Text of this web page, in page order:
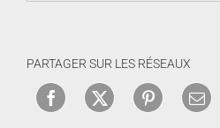
PARTAGER SUR LES RÉSEAUX